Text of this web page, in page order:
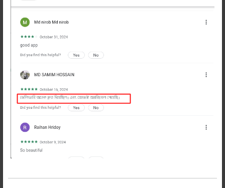
ক্যাটাগরি লিস্ট/হ্যান্ড গ্লভস
product view